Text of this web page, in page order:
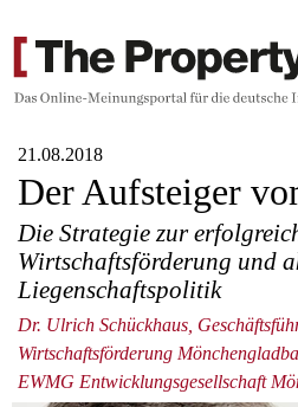
21.08.2018
Der Aufsteiger
Die Strategie zur
Wirtschaftsförderung und
Liegenschaftspolitik
Dr. Ulrich Schückhaus,
Wirtschaftsförderung
EWMG Entwicklungsgesellschaft